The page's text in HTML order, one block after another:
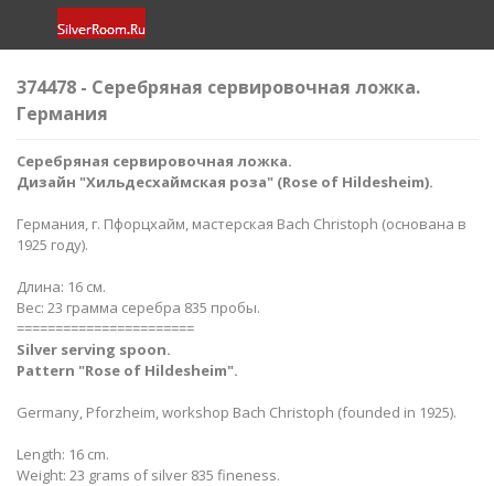
374478 - Серебряная сервировочная ложка.
Германия
Серебряная сервировочная ложка.
Дизайн "Хильдесхаймская роза" (Rose of Hildesheim).
Германия, г. Пфорцхайм, мастерская Bach Christoph (основана в
1925 году).
Длина: 16 см.
Вес: 23 грамма серебра 835 пробы.
=======================
Silver serving spoon.
Pattern "Rose of Hildesheim".
Germany, Pforzheim, workshop Bach Christoph (founded in 1925).
Length: 16 cm.
Weight: 23 grams of silver 835 fineness.